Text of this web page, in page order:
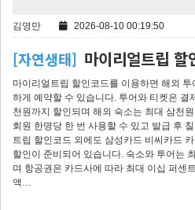
김영만 2026-08-10 00:19:50
[자연생태] 마이리얼트립 할
마이리얼트립 할인코드를 이용하면 해외
하게 예약할 수 있습니다. 투어와 티켓은 결
천원까지 할인되며 해외 숙소는 최대 삼천
회원 한명당 한 번 사용할 수 있고 발급 후
트립 할인코드 외에도 삼성카드 비씨카드
할인이 준비되어 있습니다. 숙소와 투어는
며 항공권은 카드사에 따라 최대 이십 퍼센
액…